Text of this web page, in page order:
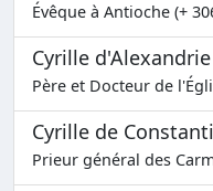
Évêque à Antioche (+
Cyrille d'Alexandrie
Père et Docteur de
Cyrille de
Prieur général des